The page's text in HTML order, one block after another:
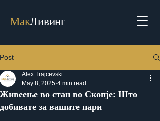
МакЛивинг
Post
Живеење во стан во Скопје: Што
добивате за вашите пари
Alex Trajcevski
May 8, 2025 4 min read